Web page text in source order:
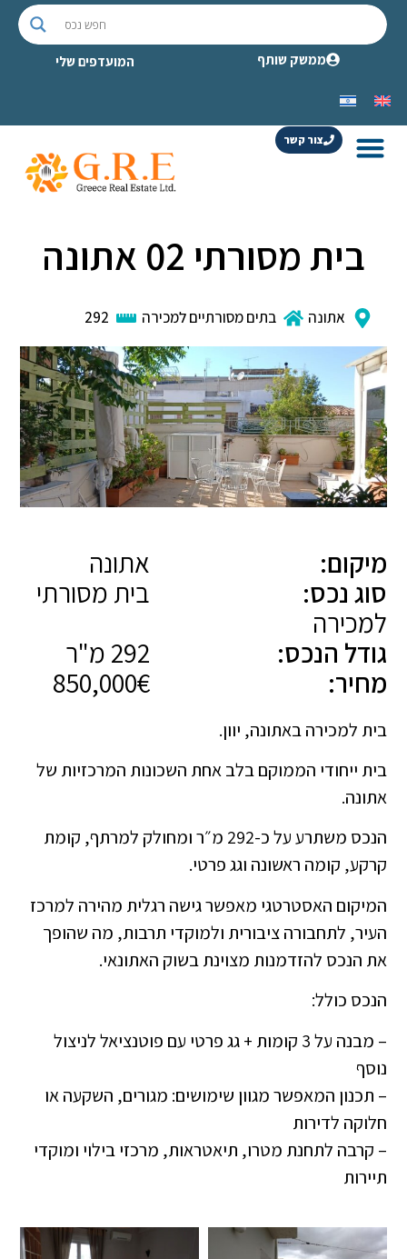
ממשק שותף המועדפים שלי
צור קשר
בית מסורתי 02 אתונה
אתונה בתים מסורתיים למכירה 292
מיקום:
אתונה
סוג נכס:
בית מסורתי
למכירה
גודל הנכס:
מחיר:
850,000€
בית למכירה באתונה, יוון.
בית ייחודי הממוקם בלב אחת השכונות המרכזיות של
אתונה.
הנכס משתרע על כ-292 מ״ר ומחולק למרתף, קומת
קרקע, קומה ראשונה וגג פרטי.
המיקום האסטרטגי מאפשר גישה רגלית מהירה למרכז
העיר, לתחבורה ציבורית ולמוקדי תרבות, מה שהופך
את הנכס להזדמנות מצוינת בשוק האתונאי.
הנכס כולל:
– מבנה על 3 קומות + גג פרטי עם פוטנציאל לניצול
נוסף
– תכנון המאפשר מגוון שימושים: מגורים, השקעה או
חלוקה לדירות
– קרבה לתחנת מטרו, תיאטראות, מרכזי בילוי ומוקדי
תיירות